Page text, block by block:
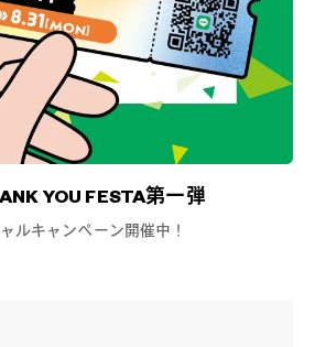
YOU FESTA第一弾
ルキャンペーン開催中！